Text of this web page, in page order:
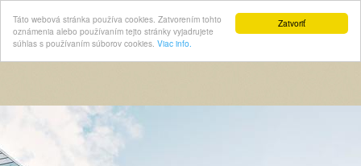
Zatvoriť
Táto webová stránka používa cookies. Zatvorením tohto
oznámenia alebo používaním tejto stránky vyjadrujete
súhlas s používaním súborov cookies. Viac info.